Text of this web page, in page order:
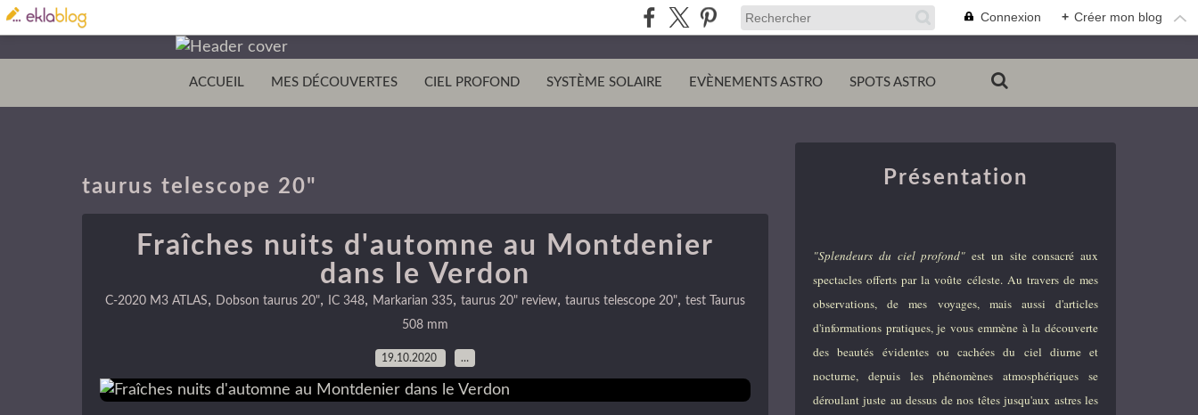
Connexion + Créer mon blog
ACCUEIL MES DÉCOUVERTES CIEL PROFOND SYSTÈME SOLAIRE EVÈNEMENTS ASTRO SPOTS ASTRO
taurus telescope 20"
Fraîches nuits d'automne au Montdenier
dans le Verdon
C-2020 M3 ATLAS, Dobson taurus 20", IC 348, Markarian 335, taurus 20" review, taurus telescope 20", test Taurus
508 mm
19.10.2020 …
Présentation
"Splendeurs du ciel profond" est un site consacré aux
spectacles offerts par la voûte céleste. Au travers de mes
observations, de mes voyages, mais aussi d'articles
d'informations pratiques, je vous emmène à la découverte
des beautés évidentes ou cachées du ciel diurne et
nocturne, depuis les phénomènes atmosphériques se
déroulant juste au dessus de nos têtes jusqu'aux astres les